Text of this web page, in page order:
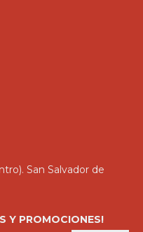
San Salvador de
Y PROMOCIONES!